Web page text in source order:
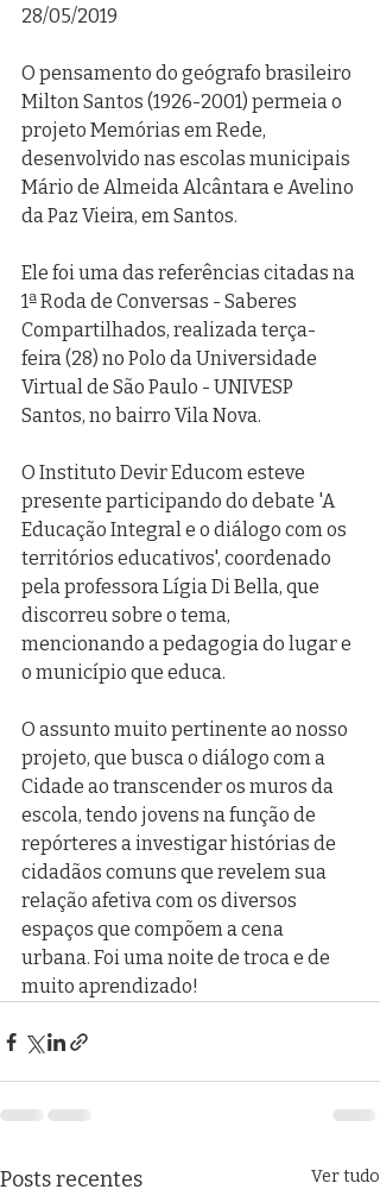
28/05/2019
O pensamento do geógrafo brasileiro
Milton Santos (1926-2001) permeia o
projeto Memórias em Rede,
desenvolvido nas escolas municipais
Mário de Almeida Alcântara e Avelino
da Paz Vieira, em Santos.
Ele foi uma das referências citadas na
1ª Roda de Conversas - Saberes
Compartilhados, realizada terça-
feira (28) no Polo da Universidade
Virtual de São Paulo - UNIVESP
Santos, no bairro Vila Nova.
O Instituto Devir Educom esteve
presente participando do debate 'A
Educação Integral e o diálogo com os
territórios educativos', coordenado
pela professora Lígia Di Bella, que
discorreu sobre o tema,
mencionando a pedagogia do lugar e
o município que educa.
O assunto muito pertinente ao nosso
projeto, que busca o diálogo com a
Cidade ao transcender os muros da
escola, tendo jovens na função de
repórteres a investigar histórias de
cidadãos comuns que revelem sua
relação afetiva com os diversos
espaços que compõem a cena
urbana. Foi uma noite de troca e de
muito aprendizado!
Posts recentes Ver tudo